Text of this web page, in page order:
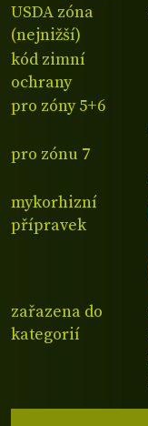
USDA zóna
(nejnižší)
kód zimní
ochrany
pro zóny 5+6
pro zónu 7
mykorhizní
přípravek
zařazena do
kategorií